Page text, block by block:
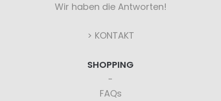
Wir haben die Antworten!
> KONTAKT
SHOPPING
FAQs